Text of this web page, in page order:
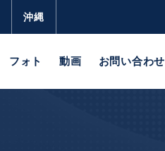
沖縄
フォト 動画 お問い合わせ